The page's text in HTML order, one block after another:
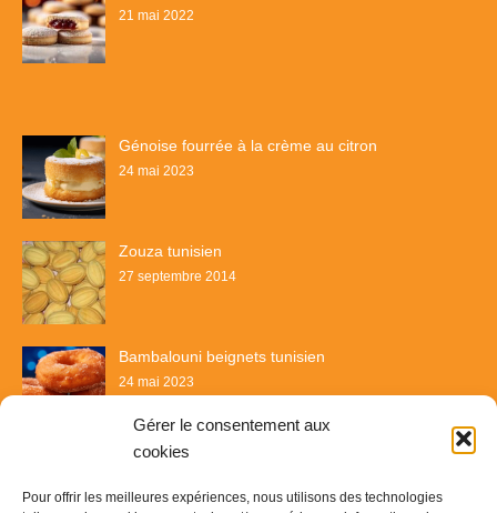
Gérer le consentement aux
cookies
Pour offrir les meilleures expériences, nous utilisons des technologies
21 mai 2022
Génoise fourrée à la crème au citron
24 mai 2023
Zouza tunisien
27 septembre 2014
Bambalouni beignets tunisien
24 mai 2023